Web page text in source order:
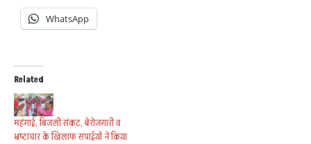
WhatsApp
Related
महंगाई, बिजली संकट, बेरोजगारी व
भ्रष्टाचार के खिलाफ सपाईयों ने किया